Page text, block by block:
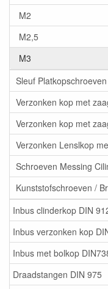
M2
M2,5
M3
Sleuf
Verzonken kop met
Verzonken kop met
Verzonken Lenslkop
Schroeven Messing
Kunststofschroeven /
Inbus clinderkop DIN
Inbus verzonken kop
Inbus met bolkop
Draadstangen DIN 975